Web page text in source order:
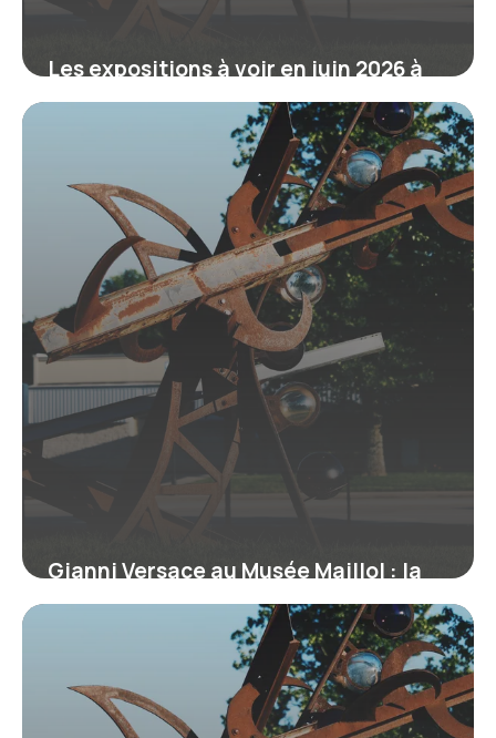
Les expositions à voir en juin 2026 à
Paris : Matisse, Calder, Lee Miller et
Gianni Versace au Musée Maillol : la
rétrospective mode de l’été 2026